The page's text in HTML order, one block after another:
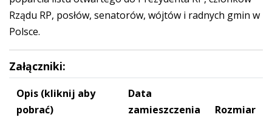
Rządu RP, posłów, senatorów, wójtów i radnych gmin w
Polsce.
Załączniki:
Opis (kliknij aby
pobrać)
Data
zamieszczenia
Rozmiar